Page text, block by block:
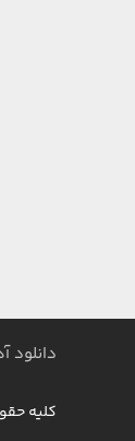
دانلود
کلیه